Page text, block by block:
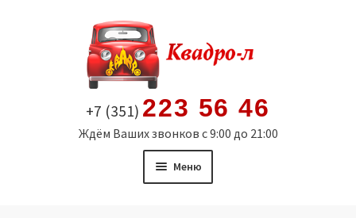
содержимому
+7 (351) 223 56 46
Ждём Ваших звонков с 9:00 до 21:00
Меню